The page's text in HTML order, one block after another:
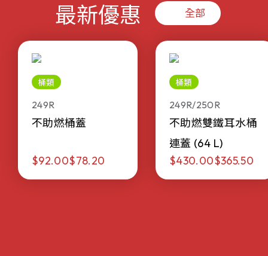
最新優惠 全部
桶類
249R
不助燃桶蓋
$92.00$78.20
桶類
249R/250R
不助燃雙鐵耳水桶
連蓋 (64 L)
$430.00$365.50